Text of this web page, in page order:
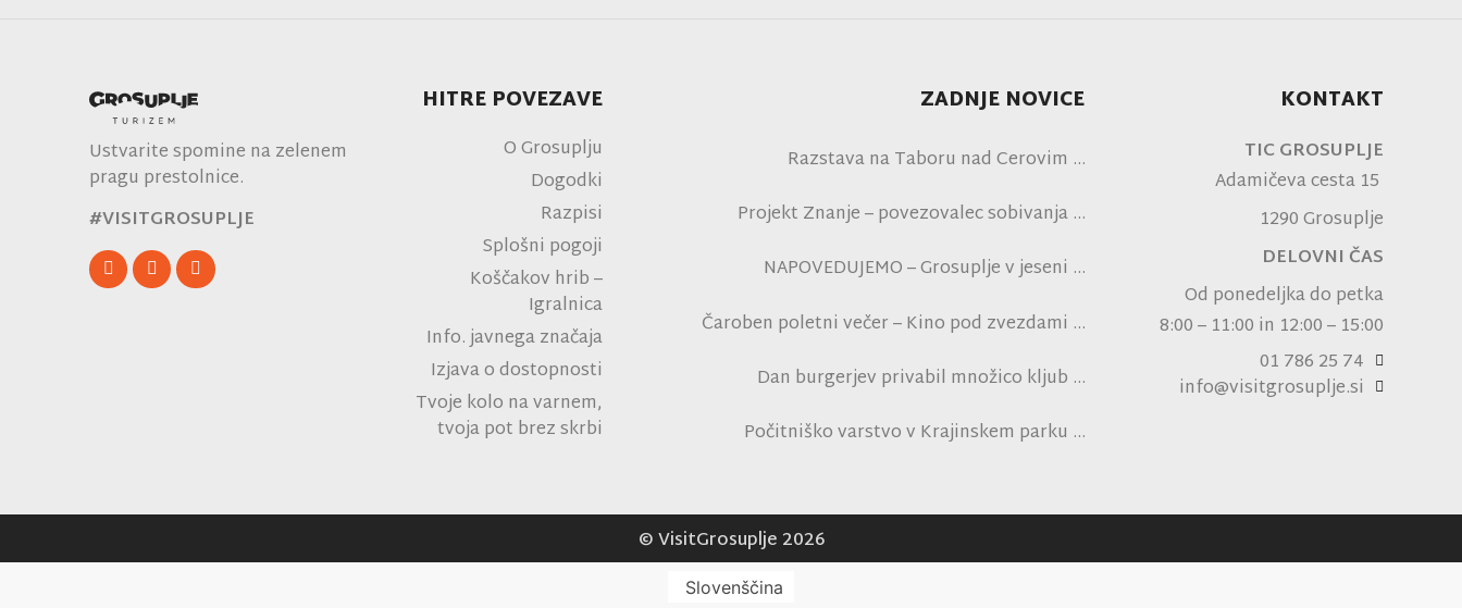
Ustvarite spomine na zelenem
pragu prestolnice.
#VISITGROSUPLJE
HITRE POVEZAVE
O Grosuplju
Dogodki
Razpisi
Splošni pogoji
Koščakov hrib –
Igralnica
Info. javnega značaja
Izjava o dostopnosti
Tvoje kolo na varnem,
tvoja pot brez skrbi
ZADNJE NOVICE
Razstava na Taboru nad Cerovim
Projekt Znanje – povezovalec sobivanja
NAPOVEDUJEMO – Grosuplje v jeseni
Čaroben poletni večer – Kino pod zvezdami
Dan burgerjev privabil množico kljub
Počitniško varstvo v Krajinskem parku
KONTAKT
TIC GROSUPLJE
Adamičeva cesta 15
1290 Grosuplje
DELOVNI ČAS
Od ponedeljka do petka
8:00 – 11:00 in 12:00 – 15:00
01 786 25 74
info@visitgrosuplje.si
© VisitGrosuplje 2026
Slovenščina